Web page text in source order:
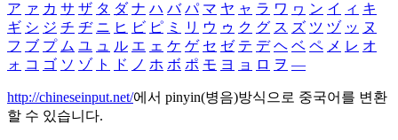
ア ァ カ サ ザ タ ダ ナ ハ バ パ マ ヤ ャ ラ ワ ヮ ン イ ィ キ
ギ シ ジ チ ヂ ニ ヒ ビ ピ ミ リ ウ ゥ ク グ ス ズ ツ ヅ ッ ヌ
フ ブ プ ム ユ ュ ル エ ェ ケ ゲ セ ゼ テ デ ヘ ベ ペ メ レ オ
ォ コ ゴ ソ ゾ ト ド ノ ホ ボ ポ モ ヨ ョ ロ ヲ ―
http://chineseinput.net/에서 pinyin(병음)방식으로 중국어를 변환
할 수 있습니다.